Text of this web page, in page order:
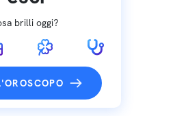
brilli oggi?